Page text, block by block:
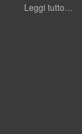
Leggi tutto…